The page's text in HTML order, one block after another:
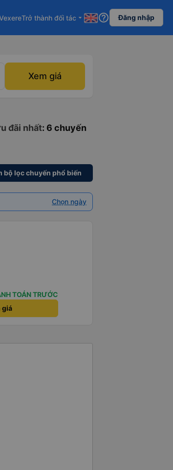
Trở thành đối tác arrow_drop_down help_outline Đăng nhập
Xem giá
đãi nhất: 6 chuyến
bộ lọc chuyến phổ biến
Chọn ngày
TOÁN TRƯỚC
giá